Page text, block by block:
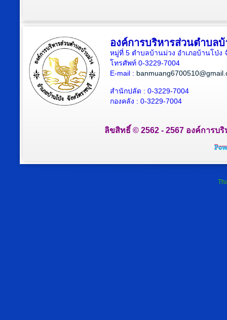
องค์การบริหารส่วนตำบล
หมู่ที่ 5 ตำบลบ้านม่วง อำเภอบ้านโป่ง
โทรศัพท์ 0-3229-7004
E-mail :
สำนักปลัด : 0-3229-7004
กองคลัง : 0-3229-7004
ลิขสิทธิ์ © 2562 - 2567 องค์การบ